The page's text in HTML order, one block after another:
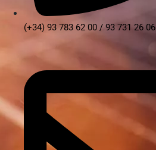
(+34) 93 783 62 00 / 93 731 26 06